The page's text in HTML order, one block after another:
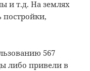
и т.д. На землях
постройки,
567
либо привели в